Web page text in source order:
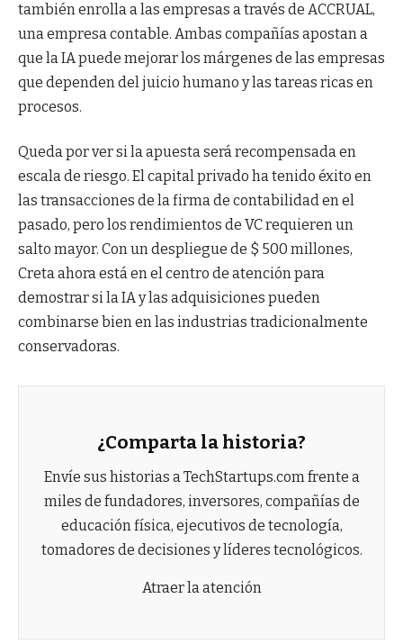
también enrolla a las empresas a través de ACCRUAL,
una empresa contable. Ambas compañías apostan a
que la IA puede mejorar los márgenes de las empresas
que dependen del juicio humano y las tareas ricas en
procesos.
Queda por ver si la apuesta será recompensada en
escala de riesgo. El capital privado ha tenido éxito en
las transacciones de la firma de contabilidad en el
pasado, pero los rendimientos de VC requieren un
salto mayor. Con un despliegue de $ 500 millones,
Creta ahora está en el centro de atención para
demostrar si la IA y las adquisiciones pueden
combinarse bien en las industrias tradicionalmente
conservadoras.
¿Comparta la historia?
Envíe sus historias a TechStartups.com frente a
miles de fundadores, inversores, compañías de
educación física, ejecutivos de tecnología,
tomadores de decisiones y líderes tecnológicos.
Atraer la atención